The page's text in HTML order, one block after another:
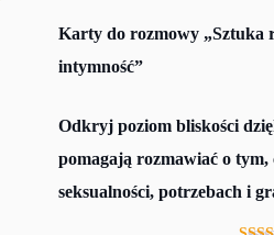
Karty do rozmowy „Sztuka
intymność”
Odkryj poziom bliskości
pomagają rozmawiać o tym,
seksualności, potrzebach i